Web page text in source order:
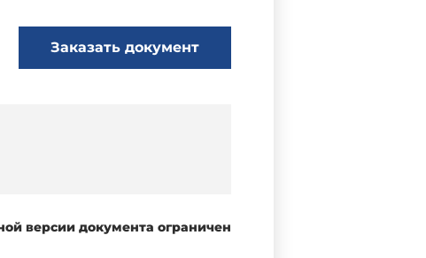
Заказать документ
версии документа ограничен